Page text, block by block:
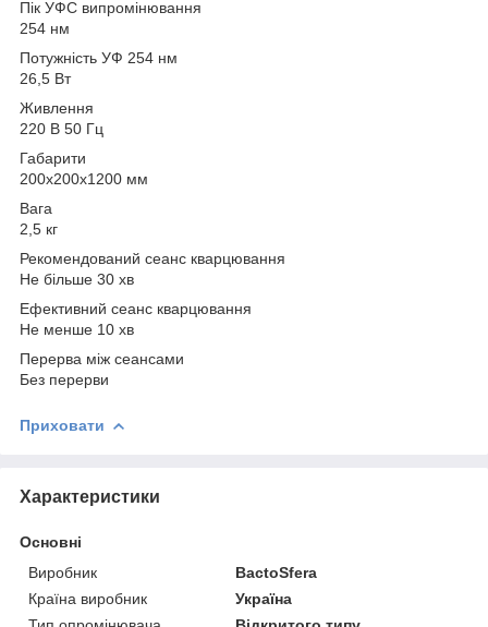
Пік УФС випромінювання
254 нм
Потужність УФ 254 нм
26,5 Вт
Живлення
220 В 50 Гц
Габарити
200х200х1200 мм
Вага
2,5 кг
Рекомендований сеанс кварцювання
Не більше 30 хв
Ефективний сеанс кварцювання
Не менше 10 хв
Перерва між сеансами
Без перерви
Приховати
Характеристики
Основні
Виробник
BactoSfera
Країна виробник
Україна